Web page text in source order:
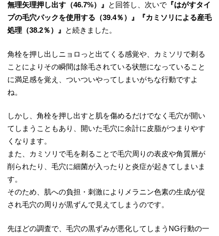
無理矢理押し出す（46.7%）』 と回答し、次いで 『はがすタイ
プの毛穴パックを使用する（39.4％）』『カミソリによる産毛
処理 （38.2％）』 と続きました。
角栓を押し出しニョロっと出てくる感覚や、カミソリで剃る
ことによりその瞬間は除毛されている状態になっていること
に満足感を覚え、ついついやってしまいがちな行動ですよ
ね。
しかし、角栓を押し出すと肌を傷めるだけでなく毛穴が開い
てしまうこともあり、開いた毛穴に余計に皮脂がつまりやす
くなります。
また、カミソリで毛を剃ることで毛穴周りの表皮や角質層が
削られたり、毛穴に細菌が入ったりと炎症が起きてしまいま
す。
そのため、肌への負担・刺激によりメラニン色素の生成が促
され毛穴の周りが黒ずんで見えてしまうのです。
先ほどの調査で、毛穴の黒ずみが悪化してしまうNG行動の一